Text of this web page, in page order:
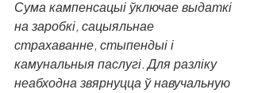
Сума кампенсацыі ўключае выдаткі
на заробкі, сацыяльнае
страхаванне, стыпендыі і
камунальныя паслугі. Для разліку
неабходна звярнуцца ў навучальную